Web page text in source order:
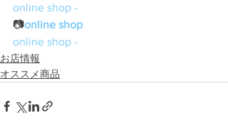
online shop -
📷online shop
online shop -
お店情報
オススメ商品